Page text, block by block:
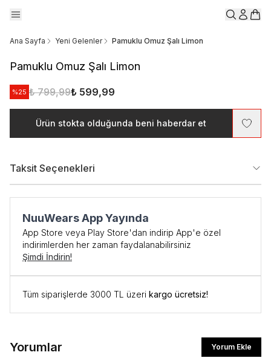
Ana Sayfa Yeni Gelenler Pamuklu Omuz Şalı Limon
Pamuklu Omuz Şalı Limon
%25 ₺ 799,99₺ 599,99
Ürün stokta olduğunda beni haberdar et
Taksit Seçenekleri
NuuWears App Yayında
App Store veya Play Store'dan indirip App'e özel
indirimlerden her zaman faydalanabilirsiniz
Şimdi İndirin!
Tüm siparişlerde 3000 TL üzeri kargo ücretsiz!
Yorumlar Yorum Ekle